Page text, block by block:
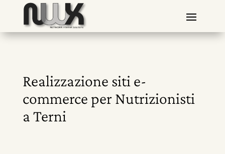
Realizzazione siti e-
commerce per Nutrizionisti
a Terni